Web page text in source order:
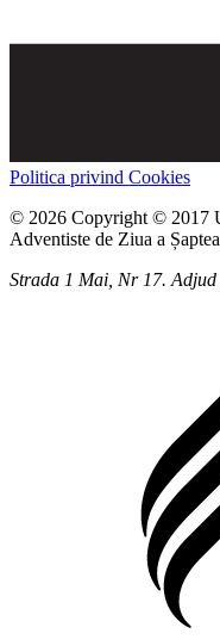
Politica privind Cookies
© 2026 Copyright © 2017
Adventiste de Ziua a
Strada 1 Mai, Nr 17.Adjud